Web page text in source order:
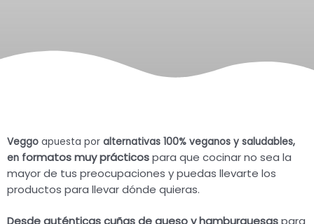
Veggo apuesta por alternativas 100% veganos y saludables,
en formatos muy prácticospara que cocinar no sea la
mayor de tus preocupaciones y puedas llevarte los
productos para llevar dónde quieras.
Desde auténticas cuñas de queso y hamburguesaspara